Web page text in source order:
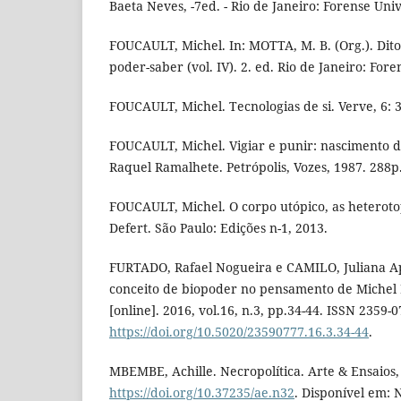
Baeta Neves, -7ed. - Rio de Janeiro: Forense
FOUCAULT, Michel. In: MOTTA, M. B. (Org.).
poder-saber (vol. IV). 2. ed. Rio de Janeiro:
FOUCAULT, Michel. Tecnologias de si. Verve, 6:
FOUCAULT, Michel. Vigiar e punir: nascimento
Raquel Ramalhete. Petrópolis, Vozes, 1987.
FOUCAULT, Michel. O corpo utópico, as
Defert. São Paulo: Edições n-1, 2013.
FURTADO, Rafael Nogueira e CAMILO, Juliana
conceito de biopoder no pensamento de Michel
[online]. 2016, vol.16, n.3, pp.34-44. ISSN 2359-
https://doi.org/10.5020/23590777.16.3.34-44.
MBEMBE, Achille. Necropolítica. Arte &
https://doi.org/10.37235/ae.n32. Disponível em: